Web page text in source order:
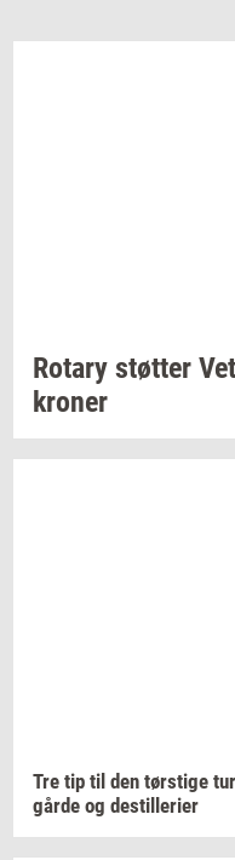
Ro­tary støt­ter
kro­ner
Tre tip til den tørsti­ge
går­de og destil­le­ri­er